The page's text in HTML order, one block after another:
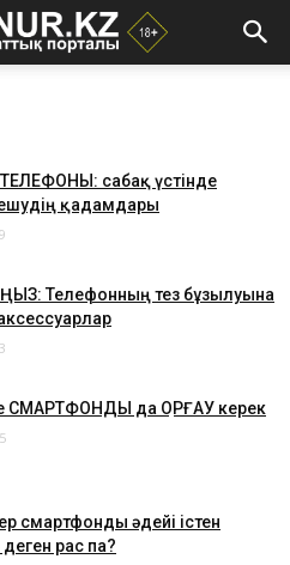
сабақ үстінде
қадамдары
Телефонның тез бұзылуына
СМАРТФОНДЫ да ҚОРҒАУ керек
смартфонды әдейі істен
рас па?